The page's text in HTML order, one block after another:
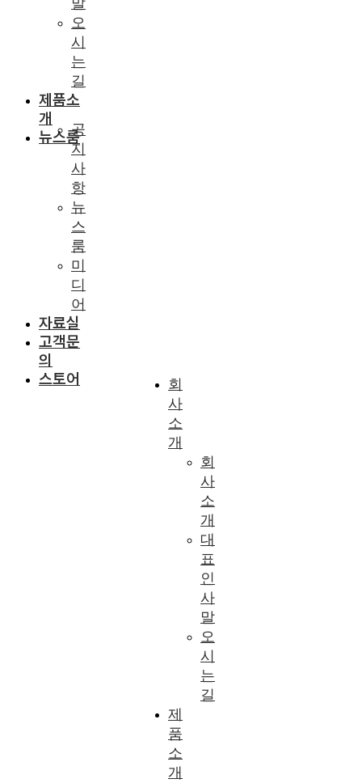
말
오
시
는
길
제품소
개
뉴스룸
공
지
사
항
뉴
스
룸
미
디
어
자료실
고객문
의
스토어
회
사
소
개
회
사
소
개
대
표
인
사
말
오
시
는
길
제
품
소
개